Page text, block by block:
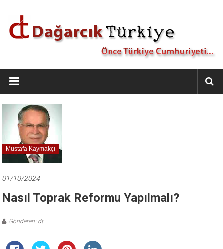
Dağarcık
Türkiye
Önce
Türkiye
Cumhuriyeti…
Mustafa Kaymakçı
01/10/2024
Nasıl Toprak Reformu Yapılmalı?
Gönderen: dt